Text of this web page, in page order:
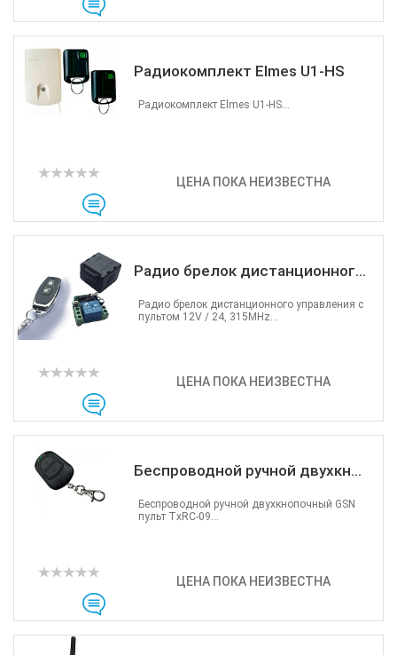
Радиокомплект Elmes U1-HS
ЦЕНА ПОКА НЕИЗВЕСТНА
Радиокомплект Elmes U1-HS...
Радио брелок дистанционног...
ЦЕНА ПОКА НЕИЗВЕСТНА
Радио брелок дистанционного управления с
пультом 12V / 24, 315MHz...
Беспроводной ручной двухкн...
ЦЕНА ПОКА НЕИЗВЕСТНА
Беспроводной ручной двухкнопочный GSN
пульт TxRC-09...